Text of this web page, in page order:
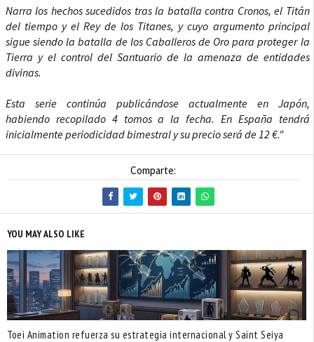
Narra los hechos sucedidos tras la batalla contra Cronos, el Titán
del tiempo y el Rey de los Titanes, y cuyo argumento principal
sigue siendo la batalla de los Caballeros de Oro para proteger la
Tierra y el control del Santuario de la amenaza de entidades
divinas.
Esta serie continúa publicándose actualmente en Japón,
habiendo recopilado 4 tomos a la fecha. En España tendrá
inicialmente periodicidad bimestral y su precio será de 12 €."
Comparte:
YOU MAY ALSO LIKE
Toei Animation refuerza su estrategia internacional y Saint Seiya